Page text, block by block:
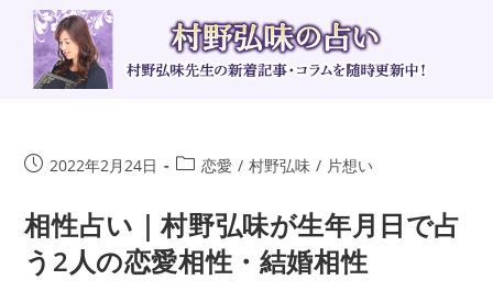
投
公
開
日:
2022年2月24日
投
カ
テ
ゴ
リ
恋愛 / 村野弘味 / 片想い
相性占い｜村野弘味が生年月日で占
う2人の恋愛相性・結婚相性